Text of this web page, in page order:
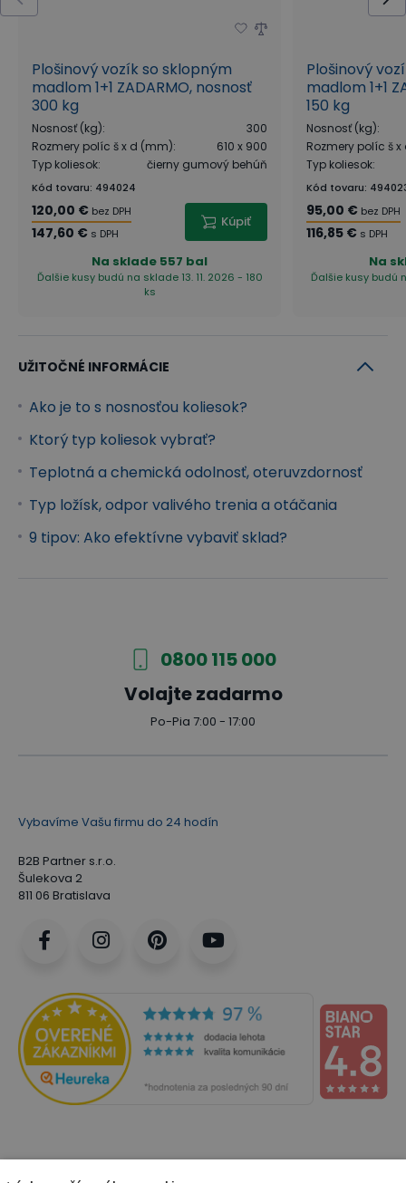
Plošinový vozík so sklopným
madlom 1+1 ZADARMO, nosnosť
300 kg
Nosnosť (kg):
300
Rozmery políc š x d (mm):
610 x 900
Typ koliesok: čierny gumový behúň
Kód tovaru: 494024
120,00 € bez DPH
147,60 € s DPH
Kúpiť
Na sklade 557 bal
Ďalšie kusy budú na sklade 13. 11. 2026 - 180
ks
Plošinový
madlom 1+1
150 kg
Nosnosť (kg):
Rozmery políc š
Typ koliesok:
Kód tovaru:
95,00 € bez DPH
116,85 € s DPH
Na
Ďalšie kusy budú
UŽITOČNÉ INFORMÁCIE
Ako je to s nosnosťou koliesok?
Ktorý typ koliesok vybrať?
Teplotná a chemická odolnosť, oteruvzdornosť
Typ ložísk, odpor valivého trenia a otáčania
9 tipov: Ako efektívne vybaviť sklad?
0800 115 000
Volajte zadarmo
Po-Pia 7:00 - 17:00
Vybavíme Vašu firmu do 24 hodín
B2B Partner s.r.o.
Šulekova 2
811 06 Bratislava